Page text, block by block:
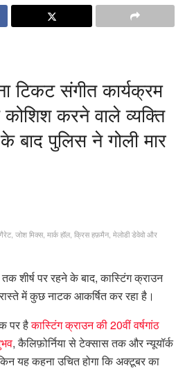
टिकट संगीत कार्यक्रम
करने वाले व्यक्ति
बाद पुलिस ने गोली मार
जोश मिक्स, मार्क हॉल, क्रिस हफ़मैन, मेलोडी डेवेवो और
तक शीर्ष पर रहने के बाद, कास्टिंग क्राउन
में कुछ नाटक आकर्षित कर रहा है।
पर हैकास्टिंग क्राउन की 20वीं वर्षगांठ
, कैलिफ़ोर्निया से टेक्सास तक और न्यूयॉर्क
यह कहना उचित होगा कि अक्टूबर का